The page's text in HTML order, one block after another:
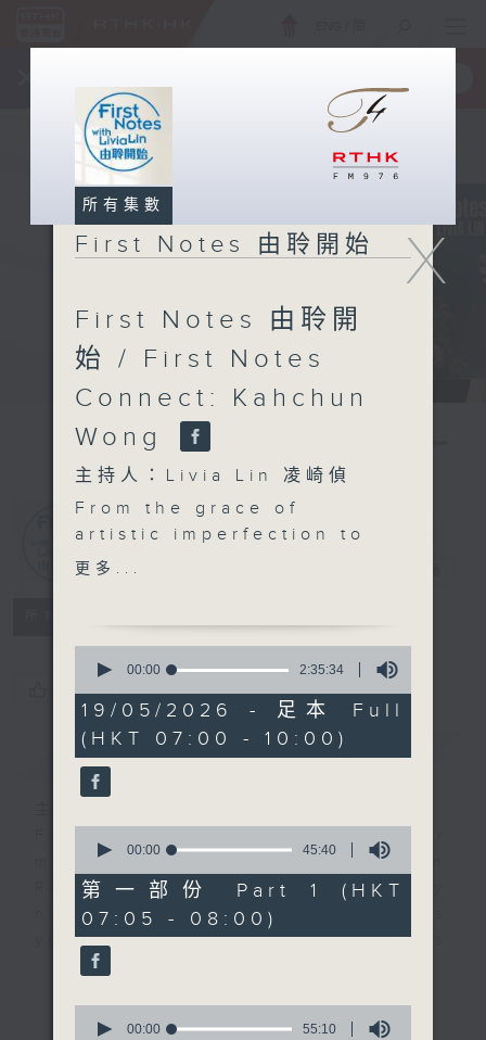
一手掌握 RTHK 電台、電視節目
First Notes
由聆開始
簡介 GIST
morning, perfectly composed on
Radio 4. Tailored for the early
hours, this vibrant hub connects
you directly to Hong Kong’s
creative scene through relaxed,
arts insiders. Whether you need
X
所有集數
First Notes 由聆開始
First Notes 由聆開
始 / First Notes
Connect: Kahchun
Wong
主持人：Livia Lin 凌崎偵
From the grace of
artistic imperfection to
his "musical vitamins"
that shaped his bold,
new arrangement of
Pictures at an
Exhibition.
更多...
seconds
2
hours,
35
minutes,
34
seconds
00:00 2:35:34
19/05/2026 - 足本 Full
(HKT 07:00 - 10:00)
seconds
45
minutes,
40
seconds
00:00 45:40
第一部份 Part 1 (HKT
07:05 - 08:00)
seconds
00:00 55:10